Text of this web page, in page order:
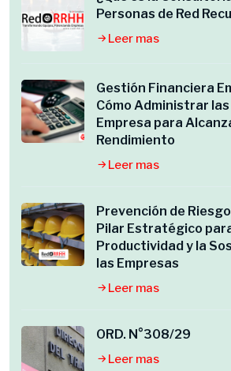
Personas de Red
Leer mas
Gestión Financiera
Cómo Administrar
Empresa para
Rendimiento
Leer mas
Prevención de
Pilar Estratégico
Productividad y la
las Empresas
Leer mas
ORD. N°308/29
Leer mas